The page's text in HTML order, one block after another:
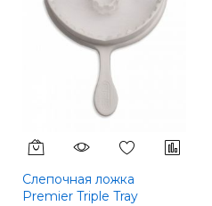
Слепочная ложка
Premier Triple Tray